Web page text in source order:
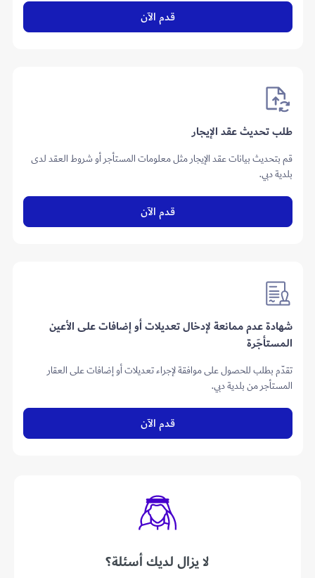
قدم الآن
طلب تحديث عقد الإيجار
قم بتحديث بيانات عقد الإيجار مثل معلومات المستأجر أو شروط العقد لدى
بلدية دبي.
قدم الآن
شهادة عدم ممانعة لإدخال تعديلات أو إضافات على الأعين
المستأجَرة
تقدّم بطلب للحصول على موافقة لإجراء تعديلات أو إضافات على العقار
المستأجر من بلدية دبي.
قدم الآن
لا يزال لديك أسئلة؟